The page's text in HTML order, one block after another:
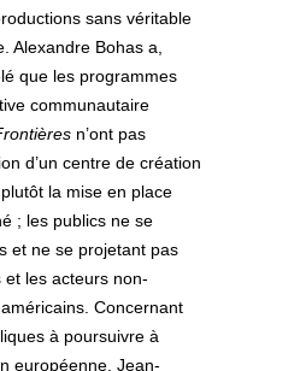
sans véritable
Alexandre Bohas a,
que les programmes
communautaire
n’ont pas
d’un centre de création
la mise en place
; les publics ne se
et ne se projetant pas
les acteurs non-
Concernant
à poursuivre à
européenne, Jean-